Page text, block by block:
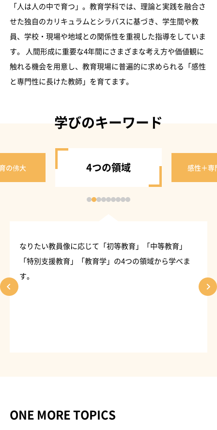
「人は人の中で育つ」。教育学科では、理論と実践を融合さ
せた独自のカリキュラムとシラバスに基づき、学生間や教
員、学校・現場や地域との関係性を重視した指導をしていま
す。 人間形成に重要な4年間にさまざまな考え方や価値観に
触れる機会を用意し、教育現場に普遍的に求められる「感性
と専門性に長けた教師」を育てます。
学びのキーワード
の佛大 4つの領域 感性＋専
なりたい教員像に応じて「初等教育」「中等教育」
「特別支援教育」「教育学」の4つの領域から学べま
す。
ONE MORE TOPICS